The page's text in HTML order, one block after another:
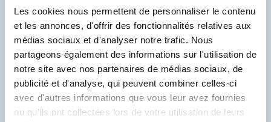
Les cookies nous permettent de personnaliser le contenu
et les annonces, d'offrir des fonctionnalités relatives aux
médias sociaux et d'analyser notre trafic. Nous
partageons également des informations sur l'utilisation de
notre site avec nos partenaires de médias sociaux, de
publicité et d'analyse, qui peuvent combiner celles-ci
avec d'autres informations que vous leur avez fournies
ou qu'ils ont collectées lors de votre utilisation de leurs
* Champ obligatoire